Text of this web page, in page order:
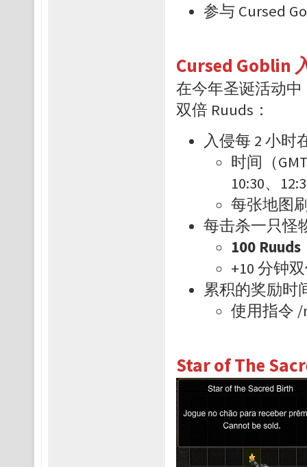
参与 Cursed
Cursed Goblin
在今年圣诞活动中
双倍 Ruuds：
入侵每 2 小时
时间（
10:30、
每张地图
每击杀一只怪
100
+10 分钟
累积的奖励时
使用指令
Star of The